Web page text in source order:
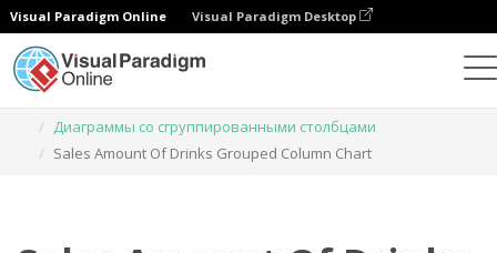
Visual Paradigm Online Visual Paradigm Desktop
Диаграммы со сгруппированными столбцами
Sales Amount Of Drinks Grouped Column Chart